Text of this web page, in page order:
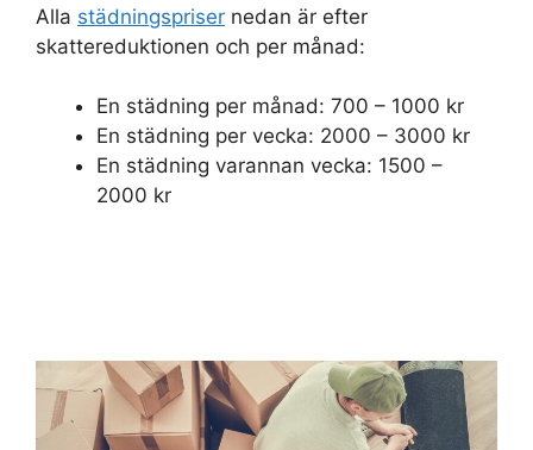
Alla städningspriser nedan är efter
skattereduktionen och per månad:
En städning per månad: 700 – 1000 kr
En städning per vecka: 2000 – 3000 kr
En städning varannan vecka: 1500 –
2000 kr